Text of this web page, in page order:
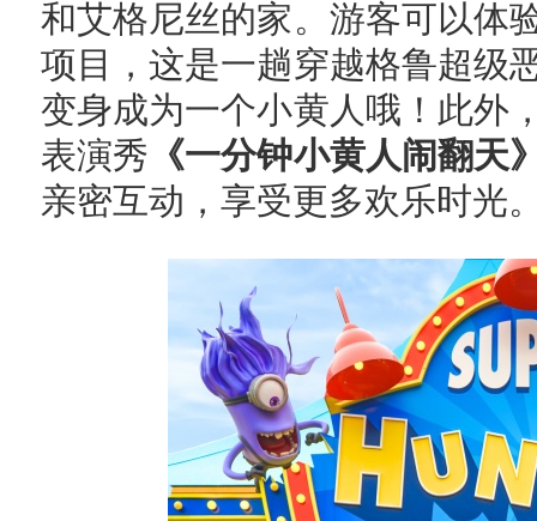
和艾格尼丝的家。游客可以体
项目，这是一趟穿越格鲁超级
变身成为一个小黄人哦！此外
表演秀 《一分钟小黄人闹翻天
亲密互动，享受更多欢乐时光